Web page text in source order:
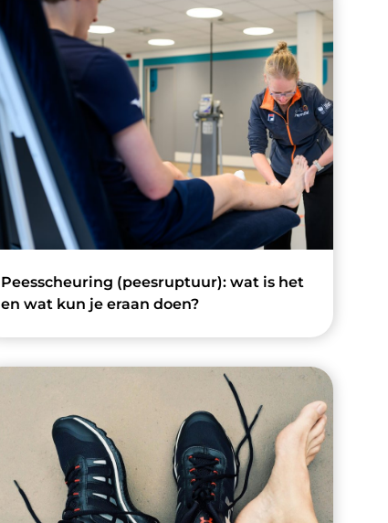
Peesscheuring (peesruptuur): wat is het
en wat kun je eraan doen?